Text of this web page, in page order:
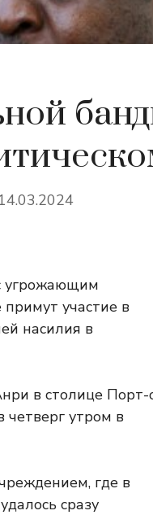
14.03.2024
угрожающим
участие в
насилия в
в столице Порт-
утром в
где в
сразу